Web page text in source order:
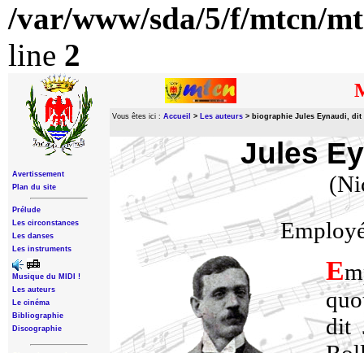
/var/www/sda/5/f/mtcn/
line 2
Avertissement
Plan du site
Prélude
Les circonstances
Les danses
Les instruments
Musique du MIDI !
Les auteurs
Le cinéma
Bibliographie
Discographie
Vous êtes ici : Accueil > Les auteurs > biographie Jules Eynaudi,
Jules
E
dit